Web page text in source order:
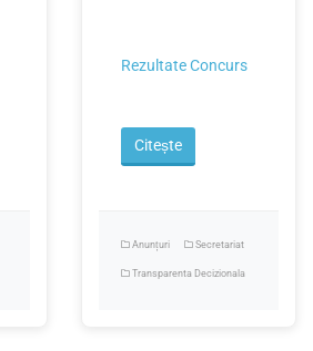
Rezultate Concurs
Citește
Anunțuri Secretariat
Transparenta Decizionala